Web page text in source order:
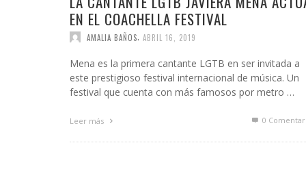
EN EL COACHELLA FESTIVAL
AMALIA BAÑOS ABRIL 16, 2019
Mena es la primera cantante LGTB en ser invitada a
este prestigioso festival internacional de música. Un
festival que cuenta con más famosos por metro …
Leer más 0